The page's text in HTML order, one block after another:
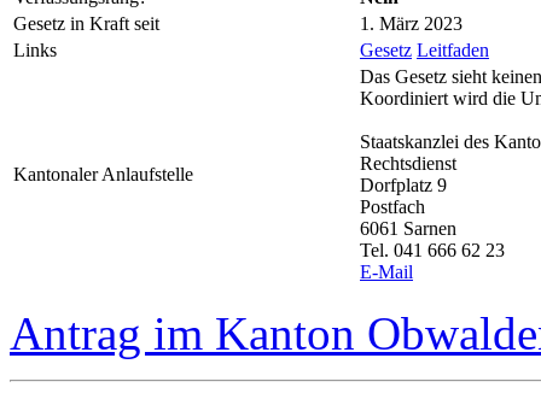
Gesetz in Kraft seit
1. März 2023
Links
Gesetz Leitfaden
Kantonaler Anlaufstelle
Das Gesetz sieht
Koordiniert wird die
Staatskanzlei des
Rechtsdienst
Dorfplatz 9
Postfach
6061 Sarnen
Tel. 041 666 62 23
E-Mail
Antrag im Kanton